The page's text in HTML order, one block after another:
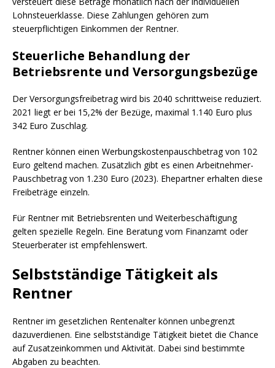
Lohnsteuerklasse. Diese Zahlungen gehören zum
steuerpflichtigen Einkommen der Rentner.
Steuerliche Behandlung der
Betriebsrente und Versorgungsbezüge
Der Versorgungsfreibetrag wird bis 2040 schrittweise reduziert.
2021 liegt er bei 15,2% der Bezüge, maximal 1.140 Euro plus
342 Euro Zuschlag.
Rentner können einen Werbungskostenpauschbetrag von 102
Euro geltend machen. Zusätzlich gibt es einen Arbeitnehmer-
Pauschbetrag von 1.230 Euro (2023). Ehepartner erhalten diese
Freibeträge einzeln.
Für Rentner mit Betriebsrenten und Weiterbeschäftigung
gelten spezielle Regeln. Eine Beratung vom Finanzamt oder
Steuerberater ist empfehlenswert.
Selbstständige Tätigkeit als
Rentner
Rentner im gesetzlichen Rentenalter können unbegrenzt
dazuverdienen. Eine selbstständige Tätigkeit bietet die Chance
auf Zusatzeinkommen und Aktivität. Dabei sind bestimmte
Abgaben zu beachten.